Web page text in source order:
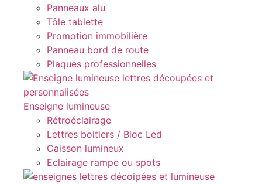
Panneaux alu
Tôle tablette
Promotion immobilière
Panneau bord de route
Plaques professionnelles
Enseigne lumineuse
Rétroéclairage
Lettres boitiers / Bloc Led
Caisson lumineux
Eclairage rampe ou spots